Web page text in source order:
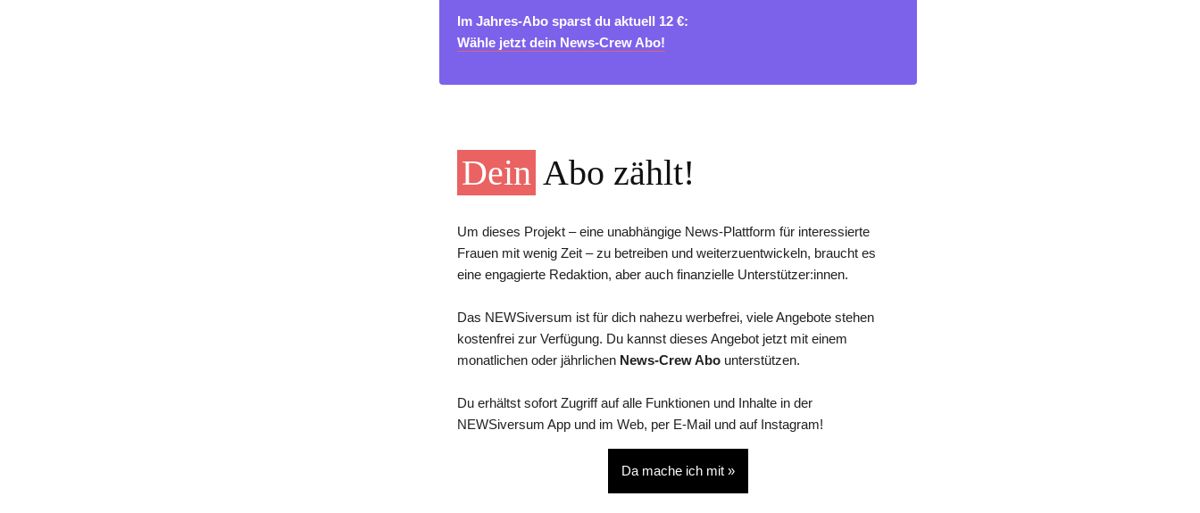
Im Jahres-Abo sparst du aktuell 12 €:
Wähle jetzt dein News-Crew Abo!
Dein Abo zählt!
Um dieses Projekt – eine unabhängige News-Plattform für interessierte
Frauen mit wenig Zeit – zu betreiben und weiterzuentwickeln, braucht es
eine engagierte Redaktion, aber auch finanzielle Unterstützer:innen.
Das NEWSiversum ist für dich nahezu werbefrei, viele Angebote stehen
kostenfrei zur Verfügung. Du kannst dieses Angebot jetzt mit einem
monatlichen oder jährlichen News-Crew Abo unterstützen.
Du erhältst sofort Zugriff auf alle Funktionen und Inhalte in der
NEWSiversum App und im Web, per E-Mail und auf Instagram!
Da mache ich mit »